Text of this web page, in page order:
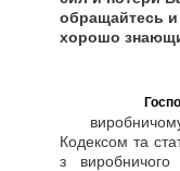
обращайтесь
хорошо
виробничому
Кодексом та
з виробничого